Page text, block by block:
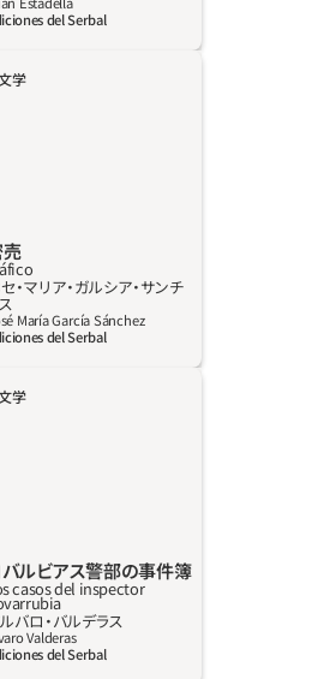
好景気、流行・・・な
回の世界危機を正確
ャ。その手によって
を超えた、星を渡り
del Serbal
いての一風変わっ
ム街に住む健康な男
らと彼らの周囲にとっ
差する。これは社会
てや社会を糾弾する
はあまりに近くあま
描いている。気取っ
、見かけが全てのブル
困と暴力に満ちた環
。バルセロナの高台
ようなスラム街に住
ふたつの世界が描か
生まれも、ましてや
じではない。
詳しく見る
学
‧マリア‧ガルシア‧サンチ
María García Sánchez
del Serbal
信ぴょう性があり過
るために一部の詳細
ったほどで、「排尿
ンル、さらにその厳
下剤文学」というサ
というより、下劣な喜
ブ・ジャンルに潜り込
、そのデリケートな
レットペーパー）に
インクがにじんでし
詳しく見る
学
ルビアス警部の事件簿
casos del inspector
バロ‧バルデラス
Valderas
del Serbal